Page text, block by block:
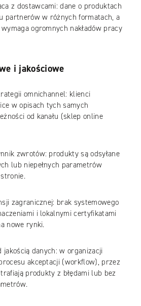
z dostawcami: dane o produktach
partnerów w różnych formatach, a
ogromnych nakładów pracy
i jakościowe
omnichannel: klienci
w opisach tych samych
od kanału (sklep online
zwrotów: produkty są odsyłane
lub niepełnych parametrów
zagranicznej: brak systemowego
i lokalnymi certyfikatami
nowe rynki.
danych: w organizacji
akceptacji (workflow), przez
produkty z błędami lub bez